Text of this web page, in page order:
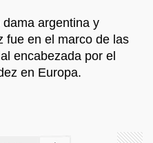
argentina y
fue en el marco de las
encabezada por el
en Europa.